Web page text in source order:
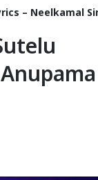
– Neelkamal